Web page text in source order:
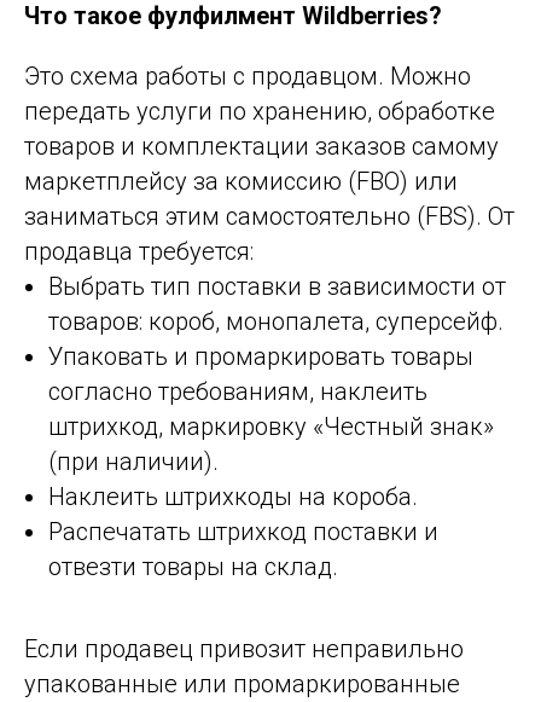
Что такое фулфилмент Wildberries?
Это схема работы с продавцом. Можно
передать услуги по хранению, обработке
товаров и комплектации заказов самому
маркетплейсу за комиссию (FBO) или
заниматься этим самостоятельно (FBS). От
продавца требуется:
Выбрать тип поставки в зависимости от
товаров: короб, монопалета, суперсейф.
Упаковать и промаркировать товары
согласно требованиям, наклеить
штрихкод, маркировку «Честный знак»
(при наличии).
Наклеить штрихкоды на короба.
Распечатать штрихкод поставки и
отвезти товары на склад.
Если продавец привозит неправильно
упакованные или промаркированные